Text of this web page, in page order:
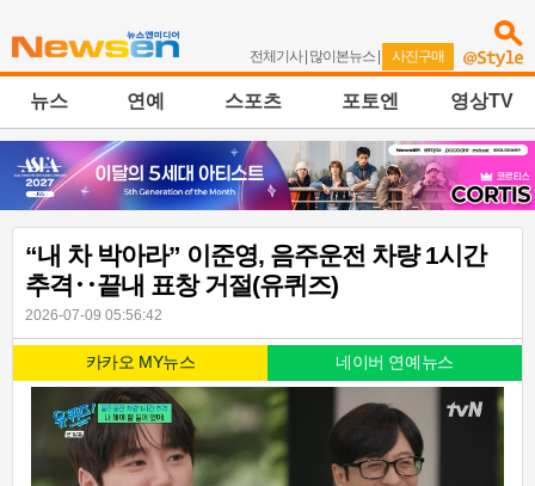
전체기사| 많이본뉴스 | 사진구매
뉴스 연예 스포츠 포토엔 영상TV
“내 차 박아라” 이준영, 음주운전 차량 1시간
추격‥끝내 표창 거절(유퀴즈)
2026-07-09 05:56:42
카카오 MY뉴스 네이버 연예뉴스